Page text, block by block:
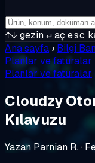
↑↓ gezin↵aç esc
Ana sayfa › Bilgi
Planlar ve faturalar
Planlar ve faturalar
Cloudzy
Kılavuzu
Yazan Parnian R.·